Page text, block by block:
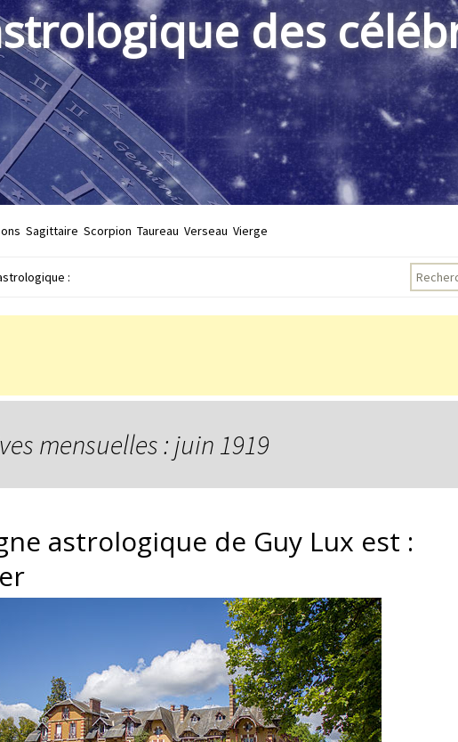
des
Sagittaire Scorpion Taureau Verseau Vierge
:
mensuelles : juin 1919
astrologique de Guy Lux est :